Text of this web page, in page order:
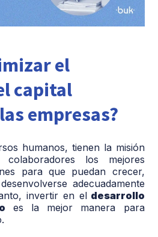
el
capital
empresas?
humanos, tienen la misión
los mejores
para que puedan crecer,
adecuadamente
invertir en eldesarrollo
es la mejor manera para